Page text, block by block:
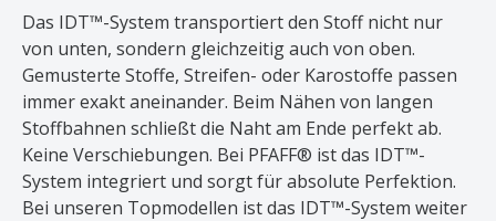
Das IDT™-System transportiert den Stoff nicht nur
von unten, sondern gleichzeitig auch von oben.
Gemusterte Stoffe, Streifen- oder Karostoffe passen
immer exakt aneinander. Beim Nähen von langen
Stoffbahnen schließt die Naht am Ende perfekt ab.
Keine Verschiebungen. Bei PFAFF® ist das IDT™-
System integriert und sorgt für absolute Perfektion.
Bei unseren Topmodellen ist das IDT™-System weiter